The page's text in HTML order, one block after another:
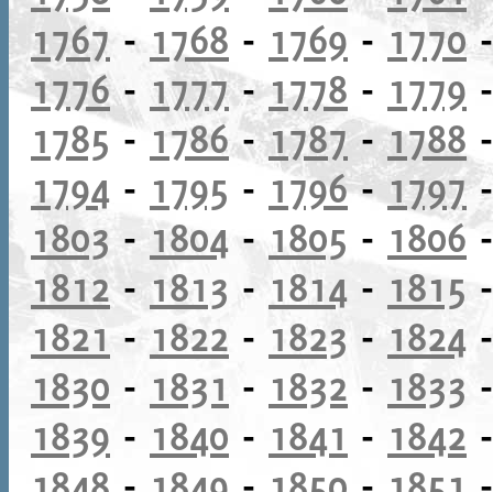
1767- 1768 - 1769 - 1770
1776- 1777-1778 - 1779
1785- 1786-1787-1788
1794 - 1795 - 1796-1797
1803 -1804 - 1805 - 1806
1812- 1813 - 1814 - 1815
1821 - 1822 - 1823 - 1824
1830 - 1831 - 1832 - 1833
1839 - 1840 - 1841 - 1842